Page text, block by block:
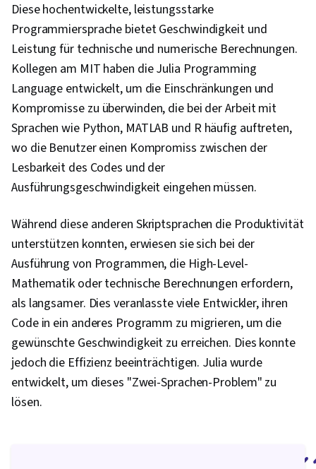
Wahrscheinlichkeitsverteilung,
Datenvisualisierung, Deskriptive Statistik, Scikit
Learn (Bibliothek für maschinelles Lernen),
GitHub, Cloud-Plattformen, Git
(Versionskontrollsystem), Software-
Entwicklungstools, Versionskontrolle, Cloud-
Dienste, Andere Programmiersprachen, Cloud-
Hosting, Cloud-API, Statistische
Programmierung, Computer-
Programmierwerkzeuge, Cloud Computing,
Entwicklungsumgebungen, Datenmanipulation,
Transaktionsverarbeitung, Gespeicherte
Prozedur, Abfragesprachen, Datenbanken,
Datenzugang, Datenbank-Theorie,
Datenerhebung, Skripting, Grafische
Darstellung, Pandas (Python-Paket), Analytische
Fähigkeiten, Statistische Hypothesenprüfung,
Wahrscheinlichkeit, Regressionsanalyse,
Korrelationsanalyse, Statistische Inferenz,
Diese hochentwickelte, leistungsstarke
Programmiersprache bietet Geschwindigkeit und
Leistung für technische und numerische Berechnungen.
Kollegen am MIT haben die Julia Programming
Language entwickelt, um die Einschränkungen und
Kompromisse zu überwinden, die bei der Arbeit mit
Sprachen wie Python, MATLAB und R häufig auftreten,
wo die Benutzer einen Kompromiss zwischen der
Lesbarkeit des Codes und der
Ausführungsgeschwindigkeit eingehen müssen.
Während diese anderen Skriptsprachen die Produktivität
unterstützen konnten, erwiesen sie sich bei der
Ausführung von Programmen, die High-Level-
Mathematik oder technische Berechnungen erfordern,
als langsamer. Dies veranlasste viele Entwickler, ihren
Code in ein anderes Programm zu migrieren, um die
gewünschte Geschwindigkeit zu erreichen. Dies konnte
jedoch die Effizienz beeinträchtigen. Julia wurde
entwickelt, um dieses "Zwei-Sprachen-Problem" zu
lösen.